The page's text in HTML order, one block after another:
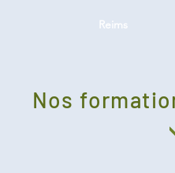
Reims
Nos